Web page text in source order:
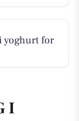
yoghurt for
I